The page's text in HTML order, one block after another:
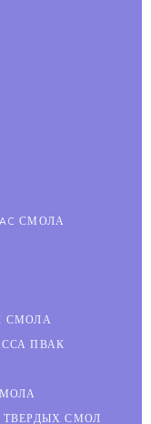
СМОЛА
СМОЛА
ПВАК
ТВЕРДЫХ СМОЛ